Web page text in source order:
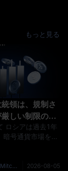
の新株を発行する
IPO価格と企業価
もっと見る
領は、規制さ
しい制限の下
中、ロシアの
しました
ロシアは過去1年
暗号通貨市場を部
シアの国営通信社
著者：James Mitchell 2026-08-05